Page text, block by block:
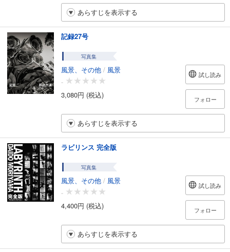
あらすじを表示する
記録27号
写真集
風景、その他 / 風景
-
3,080円 (税込)
試し読み
フォロー
あらすじを表示する
ラビリンス 完全版
写真集
風景、その他 / 風景
-
4,400円 (税込)
試し読み
フォロー
あらすじを表示する